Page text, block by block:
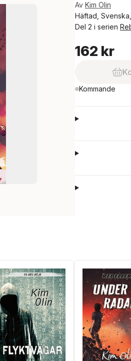
Av Kim Olin
Häftad,
Del 2 i serien
162 kr
Kommande